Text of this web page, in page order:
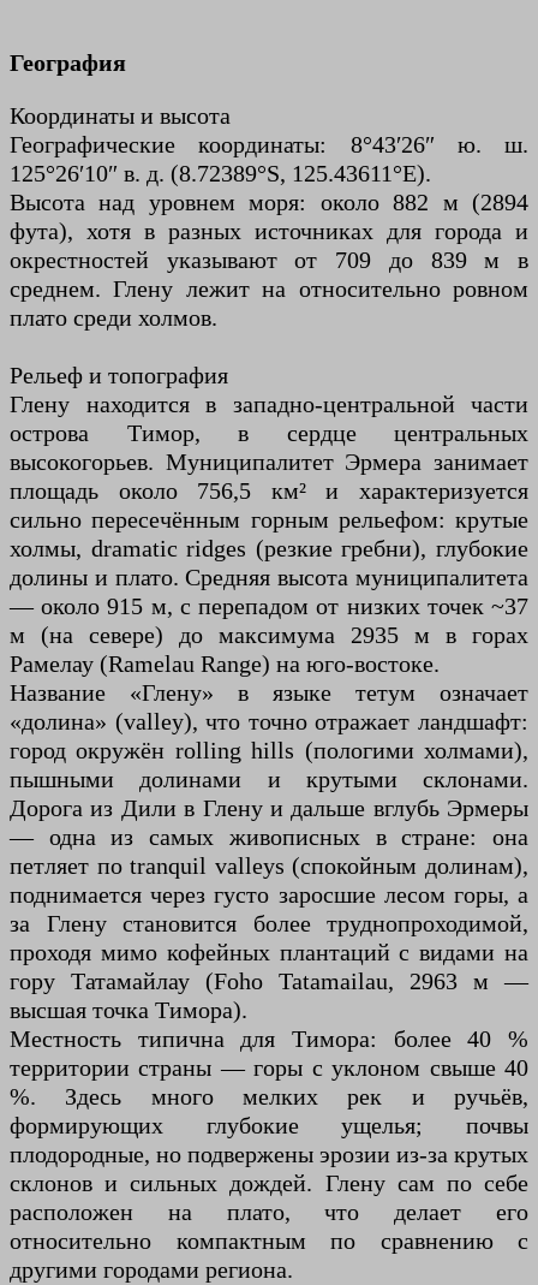
География
Координаты и высота
Географические координаты: 8°43′26″ ю. ш.
125°26′10″ в. д. (8.72389°S, 125.43611°E).
Высота над уровнем моря: около 882 м (2894
фута), хотя в разных источниках для города и
окрестностей указывают от 709 до 839 м в
среднем. Глену лежит на относительно ровном
плато среди холмов.
Рельеф и топография
Глену находится в западно-центральной части
острова Тимор, в сердце центральных
высокогорьев. Муниципалитет Эрмера занимает
площадь около 756,5 км² и характеризуется
сильно пересечённым горным рельефом: крутые
холмы, dramatic ridges (резкие гребни), глубокие
долины и плато. Средняя высота муниципалитета
— около 915 м, с перепадом от низких точек ~37
м (на севере) до максимума 2935 м в горах
Рамелау (Ramelau Range) на юго-востоке.
Название «Глену» в языке тетум означает
«долина» (valley), что точно отражает ландшафт:
город окружён rolling hills (пологими холмами),
пышными долинами и крутыми склонами.
Дорога из Дили в Глену и дальше вглубь Эрмеры
— одна из самых живописных в стране: она
петляет по tranquil valleys (спокойным долинам),
поднимается через густо заросшие лесом горы, а
за Глену становится более труднопроходимой,
проходя мимо кофейных плантаций с видами на
гору Татамайлау (Foho Tatamailau, 2963 м —
высшая точка Тимора).
Местность типична для Тимора: более 40 %
территории страны — горы с уклоном свыше 40
%. Здесь много мелких рек и ручьёв,
формирующих глубокие ущелья; почвы
плодородные, но подвержены эрозии из-за крутых
склонов и сильных дождей. Глену сам по себе
расположен на плато, что делает его
относительно компактным по сравнению с
другими городами региона.